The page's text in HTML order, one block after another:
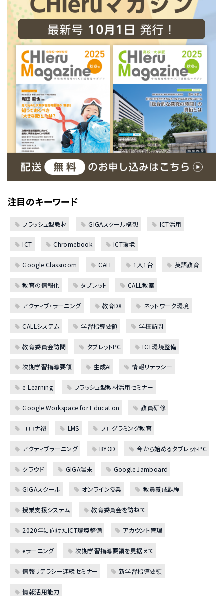
注目のキーワード
フラッシュ型教材 GIGAスクール構想 ICT活用
ICT Chromebook ICT環境
Google Classroom CALL 1人1台 英語教育
教育の情報化 タブレット CALL教室
アクティブ・ラーニング 教育DX ネットワーク環境
CALLシステム 学習指導要領 学校訪問
教育委員会訪問 タブレットPC ICT環境整備
次期学習指導要領 生成AI 情報リテラシー
e-Learning フラッシュ型教材活用セミナー
Google Workspace for Education 教員研修
コロナ禍 LMS プログラミング教育
アクティブラーニング BYOD 今から始めるタブレットPC
クラウド GIGA端末 Google Jamboard
GIGAスクール オンライン授業 教員養成課程
授業支援システム 教育委員会を訪ねて
2020年に向けたICT環境整備 アカウント管理
eラーニング 次期学習指導要領を見据えて
情報リテラシー連続セミナー 新学習指導要領
情報活用能力